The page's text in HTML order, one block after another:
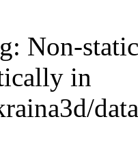
Non-
in